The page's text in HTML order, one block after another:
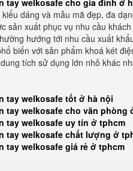
tay welkosafe cho gia đình ở
dáng và mẫu mã đẹp, đa
sản xuất phục vụ nhu cầu
hướng tới nhu cầu xuất
biến với sản phẩm khoá két
tích sử dụng lớn nhỏ khác
tay welkosafe tốt ở hà nội
tay welkosafe cho văn phòng
tay welkosafe uy tín ở tphcm
tay welkosafe chất lượng ở
tay welkosafe giá rẻ ở tphcm